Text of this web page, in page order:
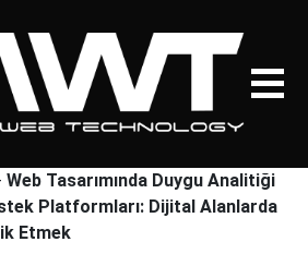
Web Tasarımında Duygu Analitiği
Platformları: Dijital Alanlarda
Etmek